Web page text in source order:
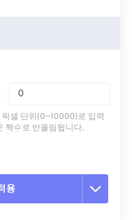
셀 단위(0~10000)로 입력
짝수로 반올림됩니다.
용